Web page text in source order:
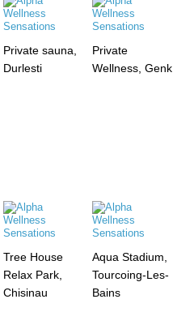
Private sauna,
Durlesti
Private
Wellness, Genk
Tree House
Relax Park,
Chisinau
Aqua Stadium,
Tourcoing-Les-
Bains